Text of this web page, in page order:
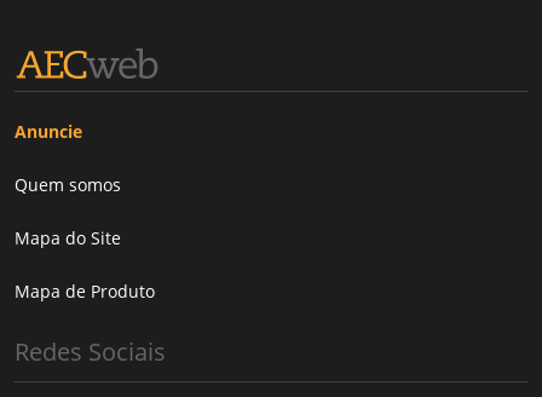
Anuncie
Quem somos
Mapa do Site
Mapa de Produto
Redes Sociais